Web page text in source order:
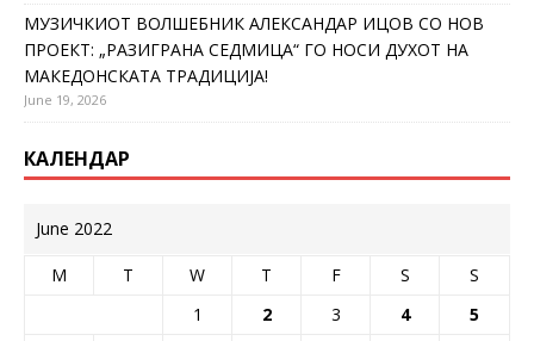
МУЗИЧКИОТ ВОЛШЕБНИК АЛЕКСАНДАР ИЦОВ СО НОВ
ПРОЕКТ: „РАЗИГРАНА СЕДМИЦА“ ГО НОСИ ДУХОТ НА
МАКЕДОНСКАТА ТРАДИЦИЈА!
June 19, 2026
КАЛЕНДАР
June 2022
M T W T F S
S
1
2 3 4
5